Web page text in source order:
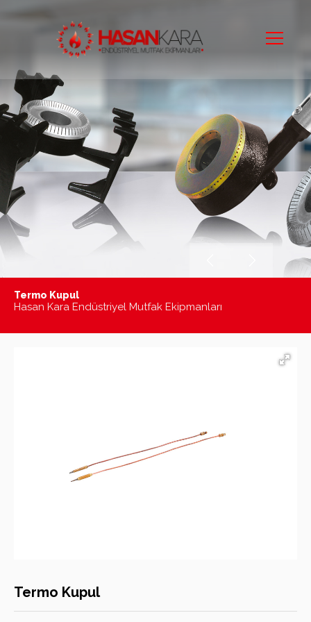
Mutfaktaki Sıcak Dostunuz
Hasan Kara Endüstriyel Mutfak Ekipmanları
Termo Kupul
Hasan Kara Endüstriyel Mutfak Ekipmanları
Termo Kupul